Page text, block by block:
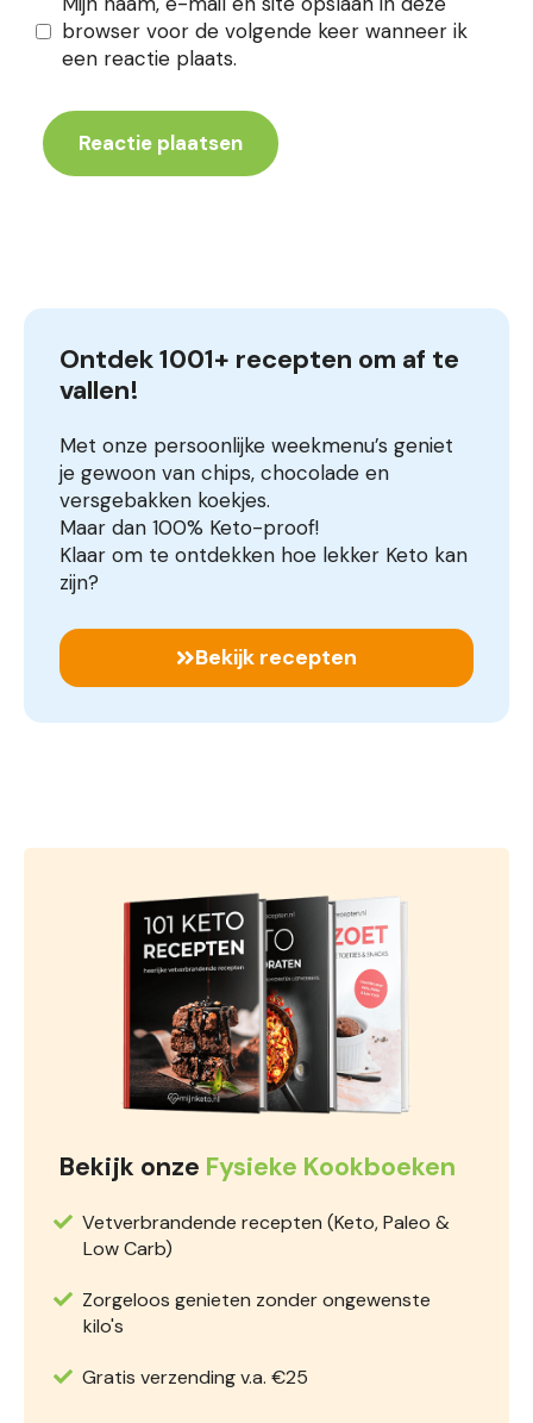
browser voor de volgende keer wanneer ik
een reactie plaats.
Ontdek 1001+ recepten om af te
vallen!
Met onze persoonlijke weekmenu’s geniet
je gewoon van chips, chocolade en
versgebakken koekjes.
Maar dan 100% Keto-proof!
Klaar om te ontdekken hoe lekker Keto kan
zijn?
Bekijk recepten
Bekijk onze Fysieke Kookboeken
Vetverbrandende recepten (Keto, Paleo &
Low Carb)
Zorgeloos genieten zonder ongewenste
kilo's
Gratis verzending v.a. €25